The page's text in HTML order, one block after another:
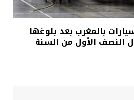
بالمغرب بعد بلوغها